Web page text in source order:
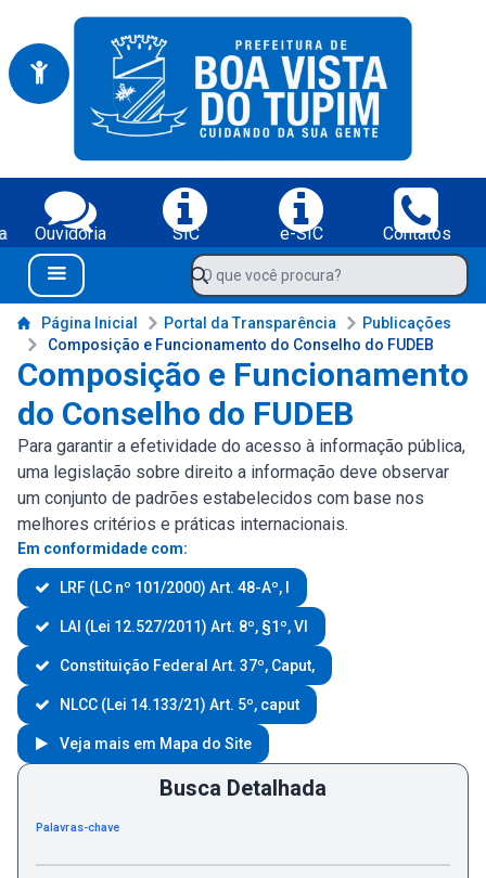
Portal da Prefeitura Municipal de Boa Vista do Tupim-BA
Serviços da Prefeitura Municipal de Boa Vista do Tupim-BA;
Ouvidoria SIC e-SIC
Contatos
Navegue pelo portal da Prefeitura de Boa Vista do Tupim-BA
Menu Bar
O que você procura?
Conteúdo da Prefeitura de Boa Vista do Tupim-BA
Página Inicial Portal da Transparência
Publicações
Composição e Funcionamento do Conselho do FUDEB
Composição e Funcionamento
do Conselho do FUDEB
Para garantir a efetividade do acesso à informação pública,
uma legislação sobre direito a informação deve observar
um conjunto de padrões estabelecidos com base nos
melhores critérios e práticas internacionais.
Em conformidade com:
LRF (LC nº 101/2000) Art. 48-Aº, I
LAI (Lei 12.527/2011) Art. 8º, §1º, VI
Constituição Federal Art. 37º, Caput,
NLCC (Lei 14.133/21) Art. 5º, caput
Veja mais em Mapa do Site
Busca Detalhada
Palavras-chave